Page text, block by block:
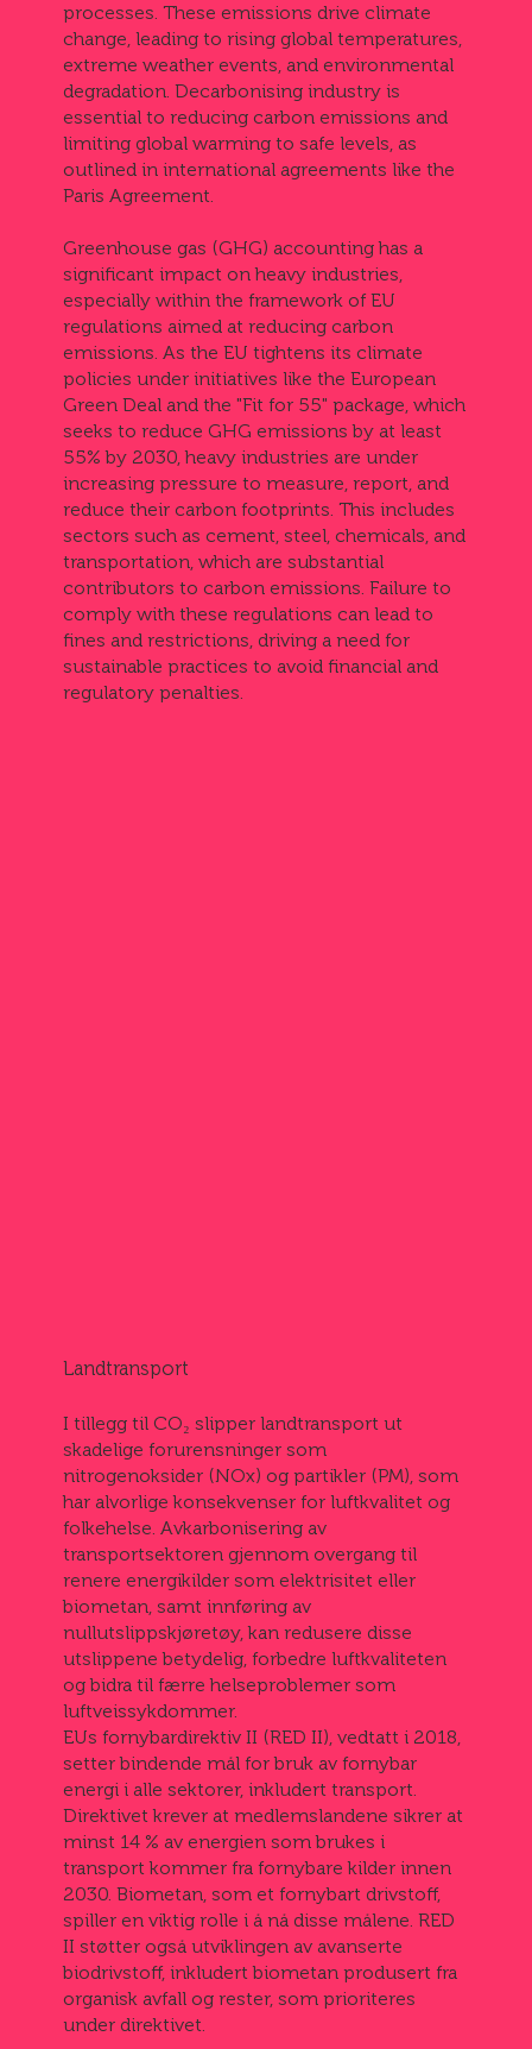
processes. These emissions drive climate
change, leading to rising global temperatures,
extreme weather events, and environmental
degradation. Decarbonising industry is
essential to reducing carbon emissions and
limiting global warming to safe levels, as
outlined in international agreements like the
Paris Agreement.
Greenhouse gas (GHG) accounting has a
significant impact on heavy industries,
especially within the framework of EU
regulations aimed at reducing carbon
emissions. As the EU tightens its climate
policies under initiatives like the European
Green Deal and the "Fit for 55" package, which
seeks to reduce GHG emissions by at least
55% by 2030, heavy industries are under
increasing pressure to measure, report, and
reduce their carbon footprints. This includes
sectors such as cement, steel, chemicals, and
transportation, which are substantial
contributors to carbon emissions. Failure to
comply with these regulations can lead to
fines and restrictions, driving a need for
sustainable practices to avoid financial and
regulatory penalties.
Landtransport
I tillegg til CO₂ slipper landtransport ut
skadelige forurensninger som
nitrogenoksider (NOx) og partikler (PM), som
har alvorlige konsekvenser for luftkvalitet og
folkehelse. Avkarbonisering av
transportsektoren gjennom overgang til
renere energikilder som elektrisitet eller
biometan, samt innføring av
nullutslippskjøretøy, kan redusere disse
utslippene betydelig, forbedre luftkvaliteten
og bidra til færre helseproblemer som
luftveissykdommer.
EUs fornybardirektiv II (RED II), vedtatt i 2018,
setter bindende mål for bruk av fornybar
energi i alle sektorer, inkludert transport.
Direktivet krever at medlemslandene sikrer at
minst 14 % av energien som brukes i
transport kommer fra fornybare kilder innen
2030. Biometan, som et fornybart drivstoff,
spiller en viktig rolle i å nå disse målene. RED
II støtter også utviklingen av avanserte
biodrivstoff, inkludert biometan produsert fra
organisk avfall og rester, som prioriteres
under direktivet.